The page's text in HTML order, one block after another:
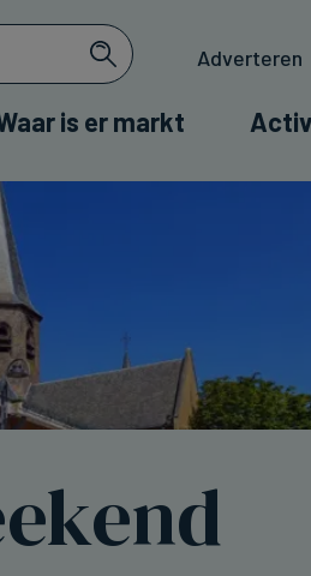
Adverteren
is er markt